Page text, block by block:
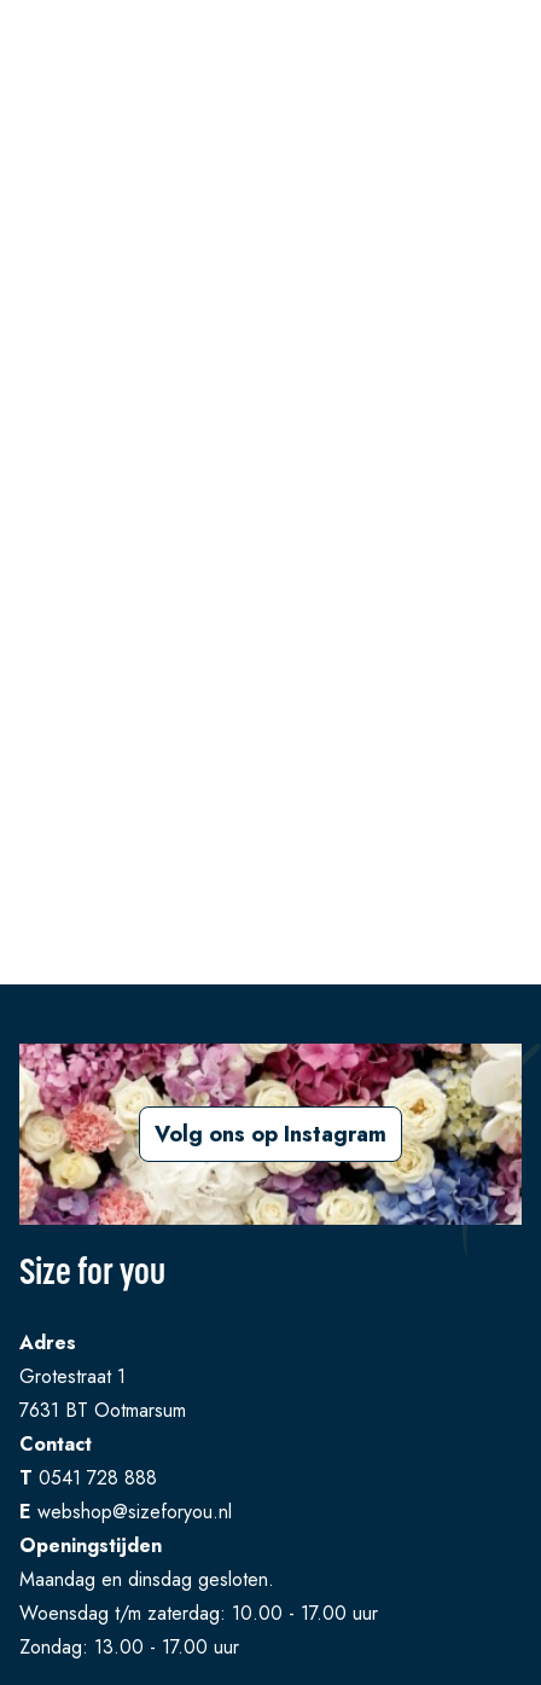
Volg ons op Instagram
Size for you
Adres
Grotestraat 1
7631 BT Ootmarsum
Contact
T 0541 728 888
E webshop@sizeforyou.nl
Openingstijden
Maandag en dinsdag gesloten.
Woensdag t/m zaterdag: 10.00 - 17.00 uur
Zondag: 13.00 - 17.00 uur